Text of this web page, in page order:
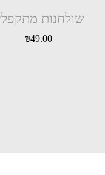
שולחנות
₪49.00